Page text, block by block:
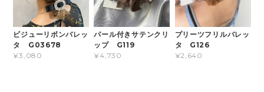
ビジューリボンバレッ
タ G03678
¥3,080
パール付きサテンクリ
ップ G119
¥4,730
プリーツフリルバレッ
タ G126
¥2,640